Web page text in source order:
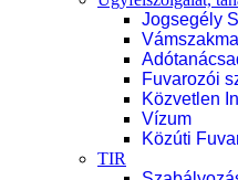
Jogsegély
Fuvarozói
Közvetlen
Vízum
Közúti
TIR